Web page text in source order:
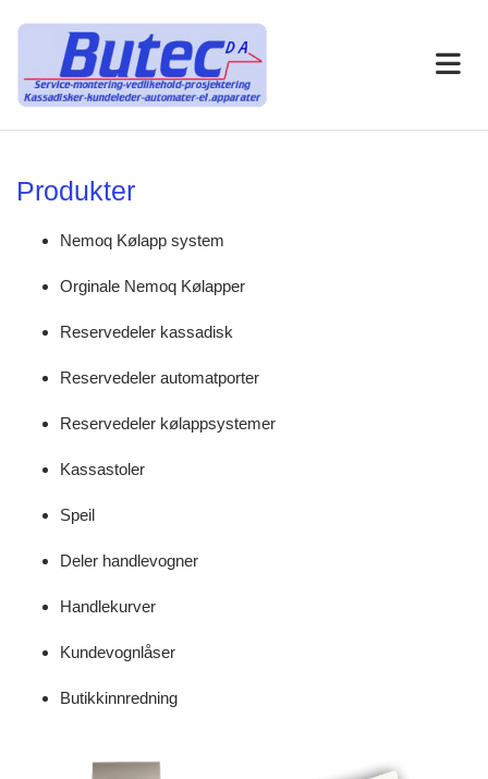
Produkter
Nemoq Kølapp system
Orginale Nemoq Kølapper
Reservedeler kassadisk
Reservedeler automatporter
Reservedeler kølappsystemer
Kassastoler
Speil
Deler handlevogner
Handlekurver
Kundevognlåser
Butikkinnredning